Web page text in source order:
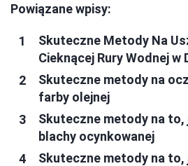
Powiązane wpisy:
Skuteczne Metody Na
Cieknącej Rury Wodnej w
Skuteczne metody na
farby olejnej
Skuteczne metody na to,
blachy ocynkowanej
Skuteczne metody na to,